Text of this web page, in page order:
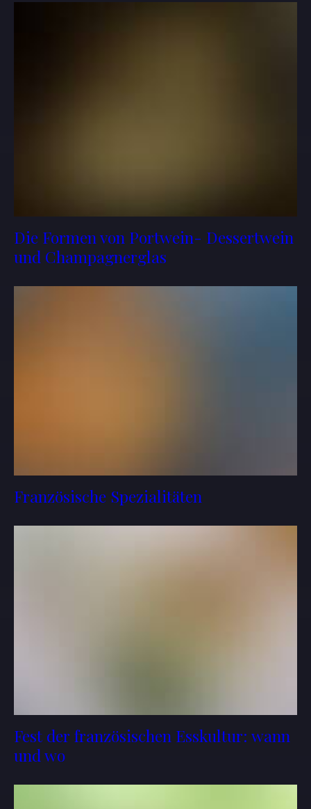
Die Formen von Portwein- Dessertwein
und Champagnerglas
Französische Spezialitäten
Fest der französischen Esskultur: wann
und wo